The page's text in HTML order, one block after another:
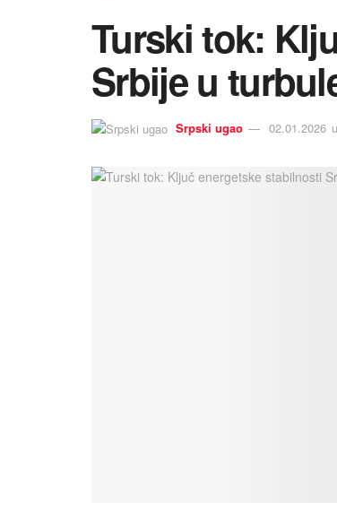
Turski tok:
Srbije u
Srpski ugao 02.01.2026 u